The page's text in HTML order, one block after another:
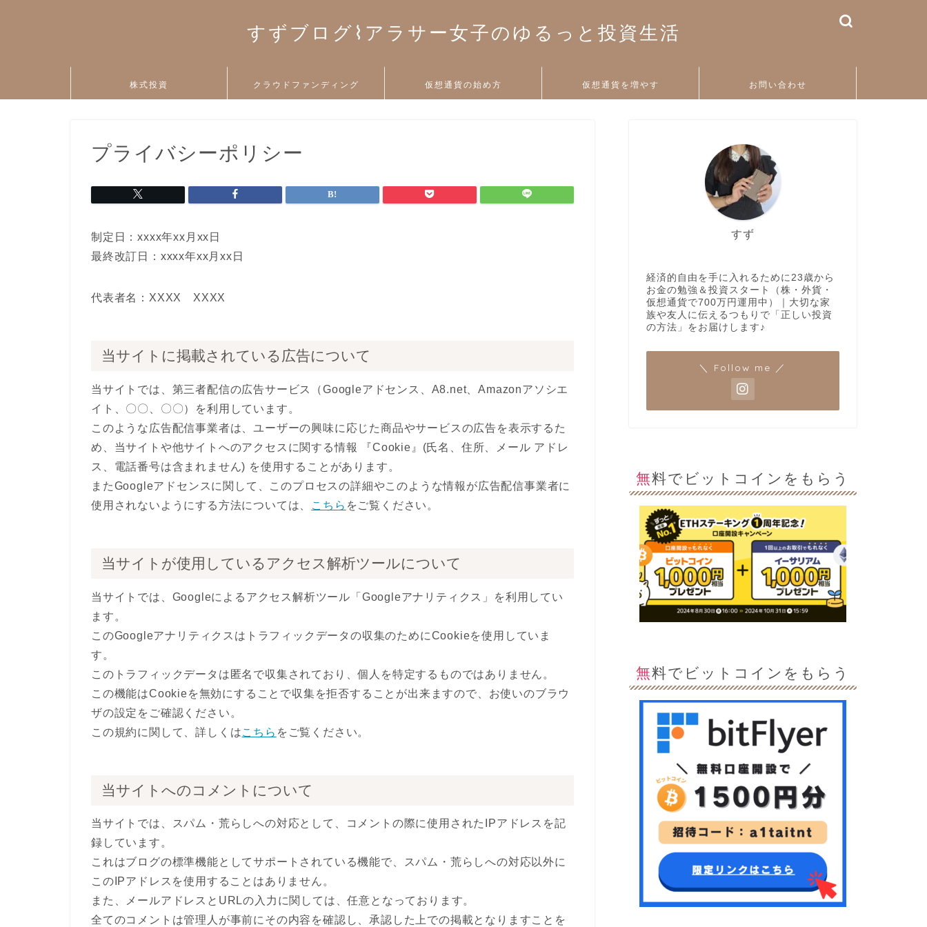
すずブログ⌇アラサー女子のゆるっと投資生活
株式投資 クラウドファンディング 仮想通貨の始め方 仮想通貨を増やす お問い合わせ
プライバシーポリシー
制定日：xxxx年xx月xx日
最終改訂日：xxxx年xx月xx日
代表者名：XXXX XXXX
当サイトに掲載されている広告について
当サイトでは、第三者配信の広告サービス（Googleアドセンス、A8.net、Amazonアソシエ
イト、〇〇、〇〇）を利用しています。
このような広告配信事業者は、ユーザーの興味に応じた商品やサービスの広告を表示するた
め、当サイトや他サイトへのアクセスに関する情報 『Cookie』(氏名、住所、メール アドレ
ス、電話番号は含まれません) を使用することがあります。
またGoogleアドセンスに関して、このプロセスの詳細やこのような情報が広告配信事業者に
使用されないようにする方法については、
こちら をご覧ください。
当サイトが使用しているアクセス解析ツールについて
当サイトでは、Googleによるアクセス解析ツール「Googleアナリティクス」を利用してい
ます。
このGoogleアナリティクスはトラフィックデータの収集のためにCookieを使用していま
す。
このトラフィックデータは匿名で収集されており、個人を特定するものではありません。
この機能はCookieを無効にすることで収集を拒否することが出来ますので、お使いのブラウ
ザの設定をご確認ください。
この規約に関して、詳しくはこちら をご覧ください。
当サイトへのコメントについて
当サイトでは、スパム・荒らしへの対応として、コメントの際に使用されたIPアドレスを記
録しています。
これはブログの標準機能としてサポートされている機能で、スパム・荒らしへの対応以外に
このIPアドレスを使用することはありません。
また、メールアドレスとURLの入力に関しては、任意となっております。
全てのコメントは管理人が事前にその内容を確認し、承認した上での掲載となりますことを
すず
経済的自由を手に入れるために23歳から
お金の勉強＆投資スタート（株・外貨・
仮想通貨で700万円運用中）｜大切な家
族や友人に伝えるつもりで「正しい投資
の方法」をお届けします♪
＼ Follow me ／
無料でビットコインをもらう
無料でビットコインをもらう